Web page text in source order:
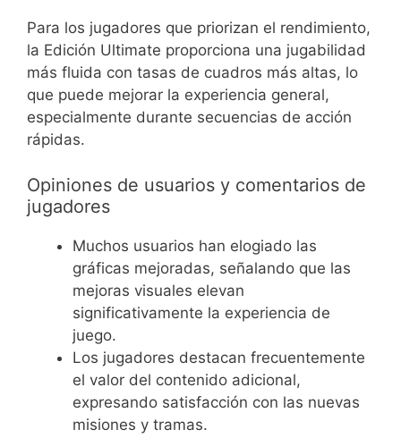
Para los jugadores que priorizan el rendimiento,
la Edición Ultimate proporciona una jugabilidad
más fluida con tasas de cuadros más altas, lo
que puede mejorar la experiencia general,
especialmente durante secuencias de acción
rápidas.
Opiniones de usuarios y comentarios de
jugadores
Muchos usuarios han elogiado las
gráficas mejoradas, señalando que las
mejoras visuales elevan
significativamente la experiencia de
juego.
Los jugadores destacan frecuentemente
el valor del contenido adicional,
expresando satisfacción con las nuevas
misiones y tramas.